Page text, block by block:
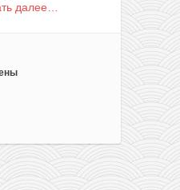
далее…